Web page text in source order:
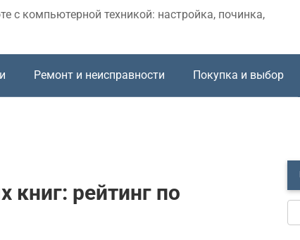
с компьютерной техникой: настройка, починка,
Ремонт и неисправности Покупка и выбор
рейтинг по